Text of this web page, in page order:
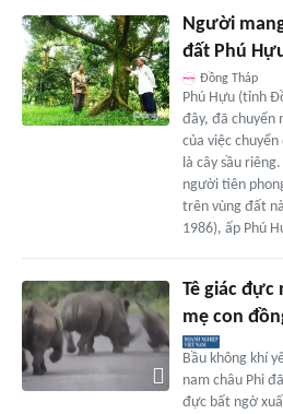
Người
đất Phú
Đồng Tháp
Phú Hựu (tỉnh
đây, đã chuyển
của việc
là cây sầu
người tiên
trên vùng đất
1986), ấp Phú
Tê giác đực
mẹ con
Bầu không khí
nam châu Phi
đực bất ngờ